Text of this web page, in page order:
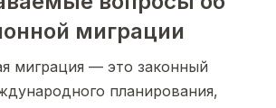
миграции
миграция — это законный
планирования,